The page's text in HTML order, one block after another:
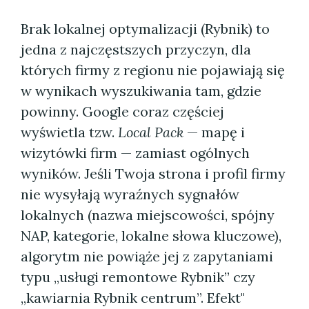
Brak lokalnej optymalizacji (Rybnik) to
jedna z najczęstszych przyczyn, dla
których firmy z regionu nie pojawiają się
w wynikach wyszukiwania tam, gdzie
powinny. Google coraz częściej
wyświetla tzw. Local Pack — mapę i
wizytówki firm — zamiast ogólnych
wyników. Jeśli Twoja strona i profil firmy
nie wysyłają wyraźnych sygnałów
lokalnych (nazwa miejscowości, spójny
NAP, kategorie, lokalne słowa kluczowe),
algorytm nie powiąże jej z zapytaniami
typu „usługi remontowe Rybnik” czy
„kawiarnia Rybnik centrum”. Efekt"